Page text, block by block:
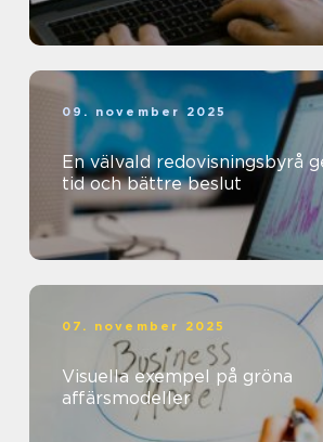
09. november 2025
En välvald redovisningsbyrå
tid och bättre beslut
07. november 2025
Visuella exempel på gröna
affärsmodeller